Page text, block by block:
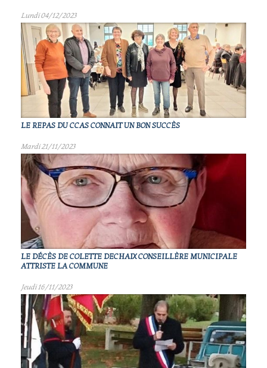
Lundi 04/12/2023
LE REPAS DU CCAS CONNAIT UN BON SUCCÈS
Mardi 21/11/2023
LE DÉCÈS DE COLETTE DECHAIX CONSEILLÈRE MUNICIPALE
ATTRISTE LA COMMUNE
Jeudi 16/11/2023